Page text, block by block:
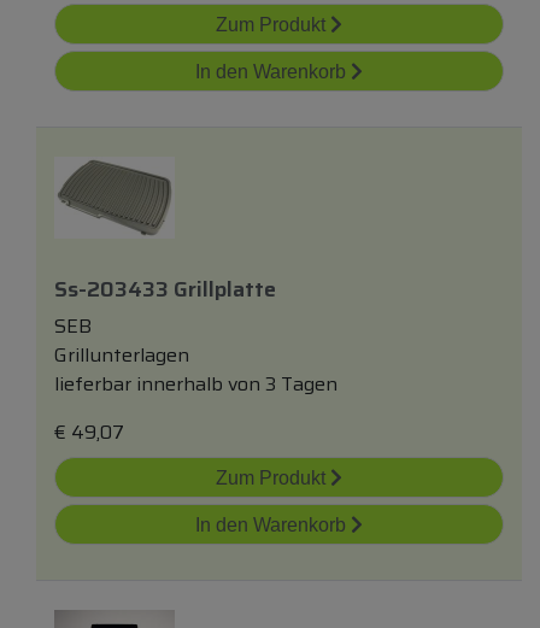
Zum Produkt
In den Warenkorb
Ss-203433 Grillplatte
SEB
Grillunterlagen
lieferbar innerhalb von 3 Tagen
€ 49,07
Zum Produkt
In den Warenkorb